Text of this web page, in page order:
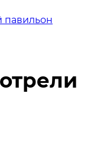
павильон